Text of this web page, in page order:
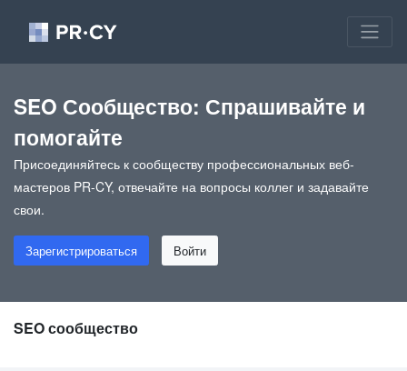
SEO Сообщество: Спрашивайте и
помогайте
Присоединяйтесь к сообществу профессиональных веб-
мастеров PR-CY, отвечайте на вопросы коллег и задавайте
свои.
Зарегистрироваться Войти
SEO сообщество